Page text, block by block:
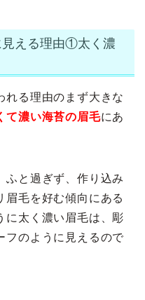
見える理由①太く濃
れる理由のまず大きな
て濃い海苔の眉毛にあ
ふと過ぎず、作り込み
眉毛を好む傾向にある
に太く濃い眉毛は、彫
フのように見えるので